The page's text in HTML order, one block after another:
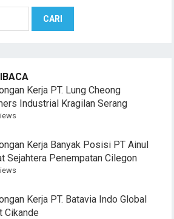
Kerja PT. Lung Cheong
Industrial Kragilan Serang
Kerja Banyak Posisi PT Ainul
Sejahtera Penempatan Cilegon
Kerja PT. Batavia Indo Global
Cikande